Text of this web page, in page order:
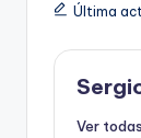
Última
Ver